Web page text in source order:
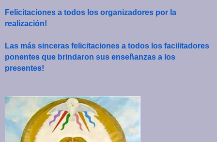
Felicitaciones a todos los organizadores por la
realización!
Las más sinceras felicitaciones a todos los facilitadores
ponentes que brindaron sus enseñanzas a los
presentes!